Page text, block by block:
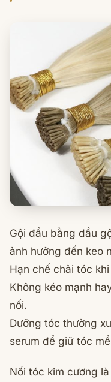
Gội đầu bằng dầu
ảnh hưởng đến keo
Hạn chế chải tóc
Không kéo mạnh
nối.
Dưỡng tóc thường
serum để giữ tóc
Nối tóc kim cương